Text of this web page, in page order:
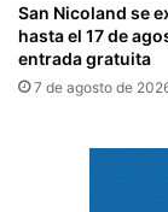
San Nicoland se
hasta el 17 de
entrada gratuita
7 de agosto de